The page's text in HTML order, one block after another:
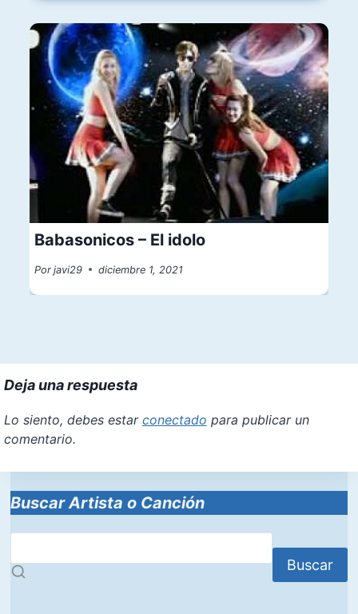
Babasonicos – El idolo
Por javi29 diciembre 1, 2021
Deja una respuesta
Lo siento, debes estar conectado para publicar un
comentario.
Buscar Artista o Canción
Buscar